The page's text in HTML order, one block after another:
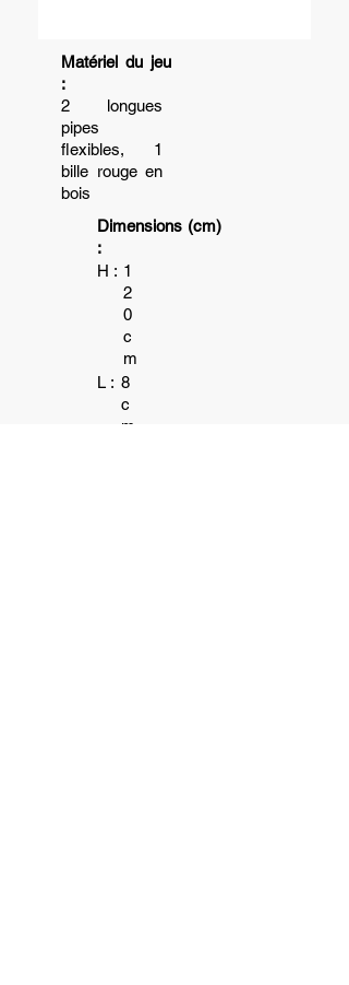
Matériel du jeu
:
2 longues
pipes
flexibles, 1
bille rouge en
bois
Dimensions (cm)
:
H :
L :
1
2
0
c
m
8
c
m